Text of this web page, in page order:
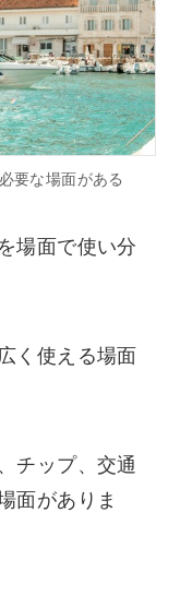
要な場面がある
場面で使い分
く使える場面
チップ、交通
面がありま